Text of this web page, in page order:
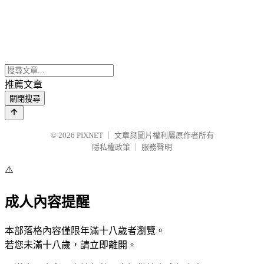
推薦文章
關閉搜尋
© 2026 PIXNET
文章與圖片權利屬原作者所有
隱私權政策
服務聲明
⚠️
成人內容提醒
本部落格內容僅限年滿十八歲者瀏覽。
若您未滿十八歲，請立即離開。